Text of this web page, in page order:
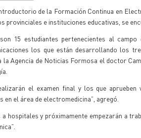
de la Formación Continua en
provinciales e instituciones educativas, se
15 estudiantes pertenecientes al
los que están desarrollando los
la Agencia de Noticias Formosa el doctor
el examen final y los que
en el área de electromedicina”, agregó.
hospitales y próximamente empezarán a